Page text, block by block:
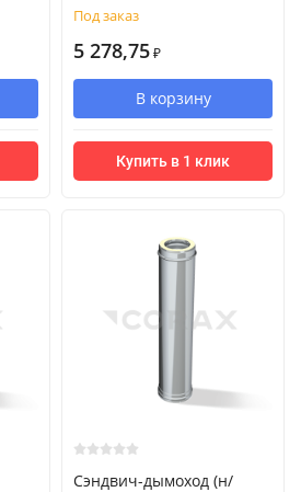
Под заказ
5 278,75 ₽
В корзину
Купить в 1 клик
Сэндвич-дымоход (н/